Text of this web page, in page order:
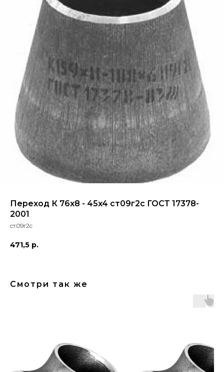
Переход К 76x8 - 45x4 ст09г2с ГОСТ 17378-
2001
ст.09г2с
471,5 р.
Смотри так же